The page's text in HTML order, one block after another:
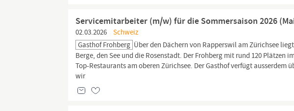
Servicemitarbeiter (m/w) für die Sommersaison 2026
02.03.2026
Schweiz
Gasthof Frohberg Über den Dächern von Rapperswil am Zürichsee
Berge, den See und die Rosenstadt. Der Frohberg mit rund 120 Plätzen
Top-Restaurants am oberen Zürichsee. Der Gasthof verfügt ausserdem
wir